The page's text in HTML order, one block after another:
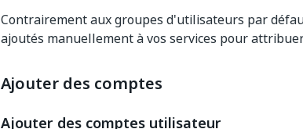
Contrairement aux groupes d'utilisateurs par
ajoutés manuellement à vos services pour
Ajouter des comptes
Ajouter des comptes utilisateur